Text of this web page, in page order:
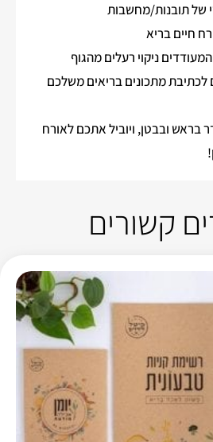
של תובנות/מחשבות
חיים בריא
ניקוי רעלים מהגוף
לכתיבת מתכונים בריאים משלכם
בראש ובבטן, ויוביל אתכם לאורח
קשורים